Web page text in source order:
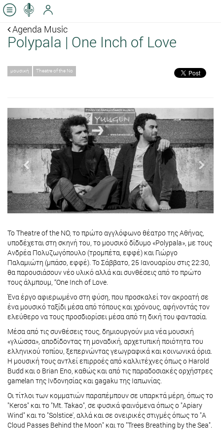
Agenda Music
Polypala | One Inch of Love
μουσική Theatre of the No
Το Theatre of the NO, το πρώτο αγγλόφωνο θέατρο της Αθήνας,
υποδέχεται στη σκηνή του, το μουσικό δίδυμο «Polypala», με τους
Ανδρέα Πολυζωγόπουλο (τρομπέτα, εφφέ) και Γιώργο
Παλαμιώτη (μπάσο, εφφέ). Το Σάββατο, 25 Ιανουαρίου στις 22:30,
θα παρουσιάσουν νέο υλικό αλλά και συνθέσεις από το πρώτο
τους άλμπουμ, “One Inch of Love.
Ένα έργο αφιερωμένο στη φύση, που προσκαλεί τον ακροατή σε
ένα μουσικό ταξίδι μέσα από τόπους και χρόνους, αφήνοντάς τον
ελεύθερο να τους προσδιορίσει μέσα από τη δική του φαντασία.
Μέσα από τις συνθέσεις τους, δημιουργούν μια νέα μουσική
«γλώσσα», αποδίδοντας τη μοναδική, αρχετυπική ποιότητα του
ελληνικού τοπίου, ξεπερνώντας γεωγραφικά και κοινωνικά όρια.
Η μουσική τους αντλεί επιρροές από καλλιτέχνες όπως ο Harold
Budd και ο Brian Eno, καθώς και από τις παραδοσιακές ορχήστρες
gamelan της Ινδονησίας και gagaku της Ιαπωνίας.
Οι τίτλοι των κομματιών παραπέμπουν σε υπαρκτά μέρη, όπως το
"Keros" και το "Mt. Takao", σε φυσικά φαινόμενα όπως ο "Apiary
Wind" και το "Solstice', αλλά και σε ονειρικές στιγμές όπως το "A
Cloud Passes Behind the Moon" και το "Trees Breathing by the Sea".